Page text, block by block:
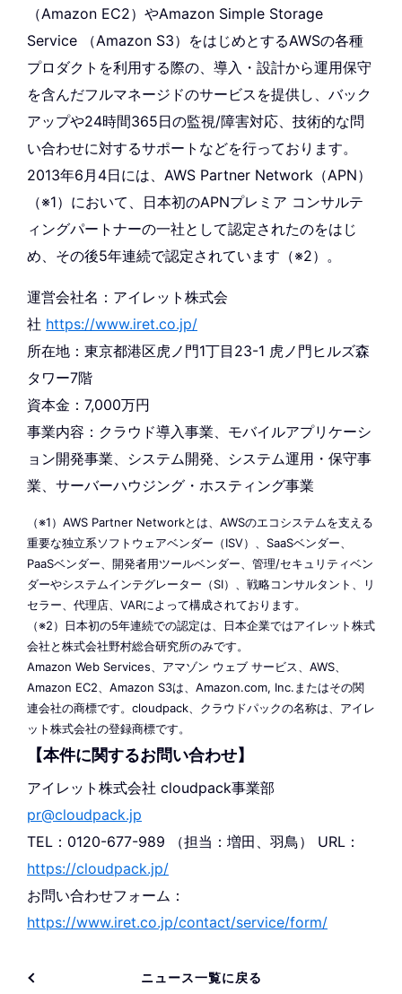
（Amazon EC2）やAmazon Simple Storage
Service （Amazon S3）をはじめとするAWSの各種
プロダクトを利用する際の、導入・設計から運用保守
を含んだフルマネージドのサービスを提供し、バック
アップや24時間365日の監視/障害対応、技術的な問
い合わせに対するサポートなどを行っております。
2013年6月4日には、AWS Partner Network（APN）
（※1） において、日本初のAPNプレミア コンサルテ
ィングパートナーの一社として認定されたのをはじ
め、その後5年連続で認定されています （※2） 。
運営会社名：アイレット株式会
社 https://www.iret.co.jp/
所在地：東京都港区虎ノ門1丁目23-1 虎ノ門ヒルズ森
タワー7階
資本金：7,000万円
事業内容：クラウド導入事業、モバイルアプリケーシ
ョン開発事業、システム開発、システム運用・保守事
業、サーバーハウジング・ホスティング事業
（※1）AWS Partner Networkとは、AWSのエコシステムを支える
重要な独立系ソフトウェアベンダー（ISV）、SaaSベンダー、
PaaSベンダー、開発者用ツールベンダー、管理/セキュリティベン
ダーやシステムインテグレーター（SI）、戦略コンサルタント、リ
セラー、代理店、VARによって構成されております。
（※2）日本初の5年連続での認定は、日本企業ではアイレット株式
会社と株式会社野村総合研究所のみです。
Amazon Web Services、アマゾン ウェブ サービス、AWS、
Amazon EC2、Amazon S3は、Amazon.com, Inc.またはその関
連会社の商標です。cloudpack、クラウドパックの名称は、アイレ
ット株式会社の登録商標です。
【本件に関するお問い合わせ】
アイレット株式会社 cloudpack事業部
pr@cloudpack.jp
TEL：0120-677-989 （担当：増田、羽鳥） URL：
https://cloudpack.jp/
お問い合わせフォーム：
https://www.iret.co.jp/contact/service/form/
ニュース一覧に戻る